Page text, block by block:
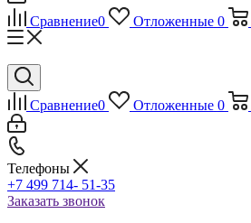
Сравнение0 Отложенные 0
Сравнение0 Отложенные 0
Телефоны
+7 499 714- 51-35
Заказать звонок